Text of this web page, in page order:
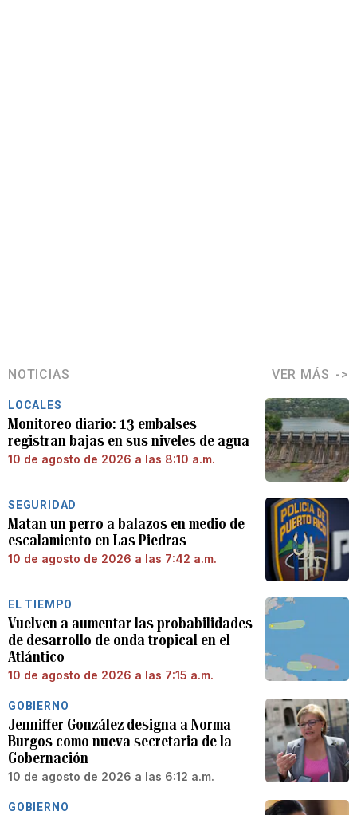
NOTICIAS VER MÁS
LOCALES
Monitoreo diario: 13 embalses
registran bajas en sus niveles de agua
10 de agosto de 2026 a las 8:10 a.m.
SEGURIDAD
Matan un perro a balazos en medio de
escalamiento en Las Piedras
10 de agosto de 2026 a las 7:42 a.m.
EL TIEMPO
Vuelven a aumentar las probabilidades
de desarrollo de onda tropical en el
Atlántico
10 de agosto de 2026 a las 7:15 a.m.
GOBIERNO
Jenniffer González designa a Norma
Burgos como nueva secretaria de la
Gobernación
10 de agosto de 2026 a las 6:12 a.m.
GOBIERNO